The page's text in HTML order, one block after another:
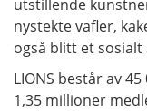
utstillende
nystekte vafler,
også blitt et sosialt
LIONS består av
1,35 millioner